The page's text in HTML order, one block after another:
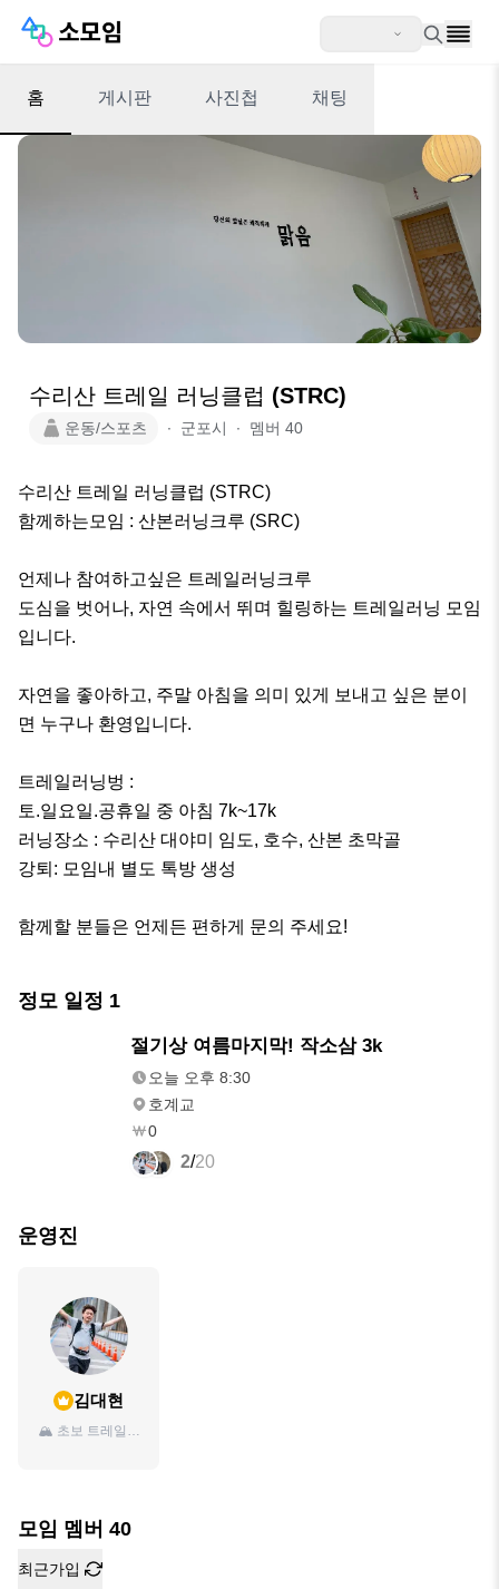
홈 게시판 사진첩 채팅
수리산 트레일 러닝클럽 (STRC)
운동/스포츠 ∙ 군포시 ∙ 멤버 40
수리산 트레일 러닝클럽 (STRC)
함께하는모임 : 산본러닝크루 (SRC)
언제나 참여하고싶은 트레일러닝크루
도심을 벗어나, 자연 속에서 뛰며 힐링하는 트레일러닝 모임
입니다.
자연을 좋아하고, 주말 아침을 의미 있게 보내고 싶은 분이
면 누구나 환영입니다.
트레일러닝벙 :
토.일요일.공휴일 중 아침 7k~17k
러닝장소 : 수리산 대야미 임도, 호수, 산본 초막골
강퇴: 모임내 별도 톡방 생성
함께할 분들은 언제든 편하게 문의 주세요!
정모 일정 1
절기상 여름마지막! 작소삼 3k
오늘 오후 8:30
호계교
0
2/20
운영진
김대현
🏔️ 초보 트레일러
모임 멤버 40
최근가입